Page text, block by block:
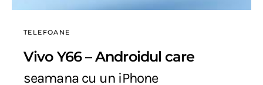
TELEFOANE
Vivo Y66 – Androidul care
seamana cu un iPhone